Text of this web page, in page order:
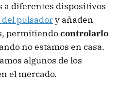
a diferentes dispositivos
pulsadory añaden
permitiendocontrolarlo
no estamos en casa.
algunos de los
el mercado.